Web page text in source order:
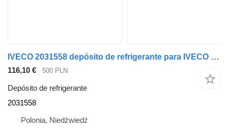
IVECO 2031558 depósito de refrigerante para IVECO S WAY cabeza tractora
116,10 € 500 PLN
Depósito de refrigerante
2031558
Polonia, Niedźwiedź